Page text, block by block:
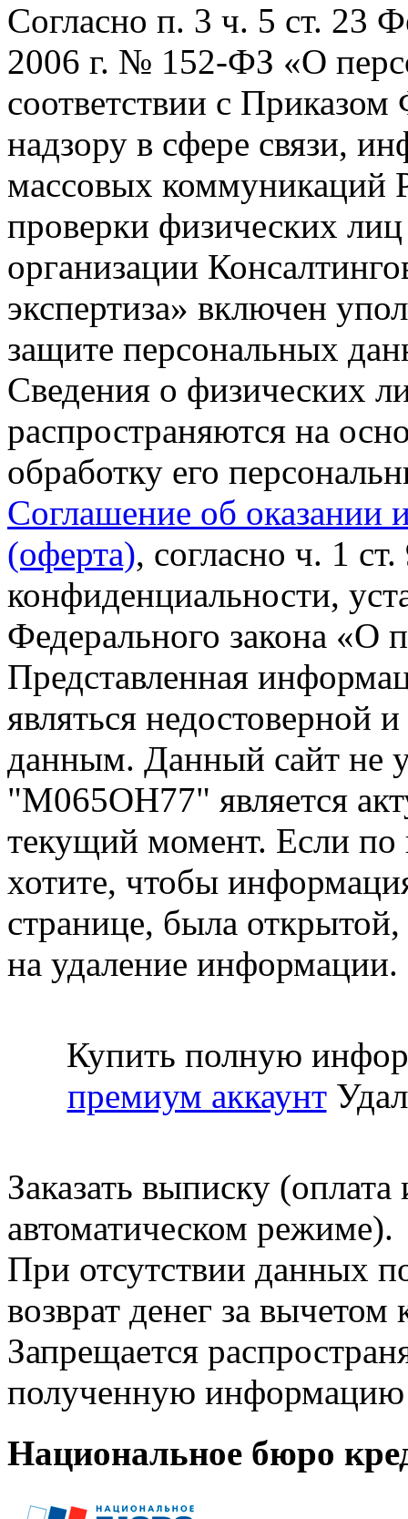
Согласно п. 3 ч. 5 ст. 23
2006 г. № 152-ФЗ «О
соответствии с
надзору в сфере связи,
массовых коммуникаций
проверки физических
организации
экспертиза» включен
защите персональных
Сведения о физических
распространяются на
обработку его
Соглашение об оказании
(оферта), согласно ч. 1
конфиденциальности,
Федерального закона «О
Представленная
являться недостоверной
данным. Данный сайт не
"М065ОН77" является
текущий момент. Если
хотите, чтобы
странице, была открытой,
на удаление информации.
Купить полную
премиум аккаунт
Заказать выписку
автоматическом режиме).
При отсутствии данных
возврат денег за
Запрещается
полученную информацию
Национальное бюро